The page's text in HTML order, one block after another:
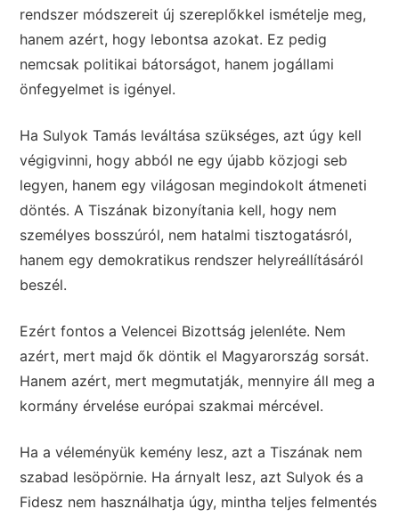
rendszer módszereit új szereplőkkel ismételje meg,
hanem azért, hogy lebontsa azokat. Ez pedig
nemcsak politikai bátorságot, hanem jogállami
önfegyelmet is igényel.
Ha Sulyok Tamás leváltása szükséges, azt úgy kell
végigvinni, hogy abból ne egy újabb közjogi seb
legyen, hanem egy világosan megindokolt átmeneti
döntés. A Tiszának bizonyítania kell, hogy nem
személyes bosszúról, nem hatalmi tisztogatásról,
hanem egy demokratikus rendszer helyreállításáról
beszél.
Ezért fontos a Velencei Bizottság jelenléte. Nem
azért, mert majd ők döntik el Magyarország sorsát.
Hanem azért, mert megmutatják, mennyire áll meg a
kormány érvelése európai szakmai mércével.
Ha a véleményük kemény lesz, azt a Tiszának nem
szabad lesöpörnie. Ha árnyalt lesz, azt Sulyok és a
Fidesz nem használhatja úgy, mintha teljes felmentés